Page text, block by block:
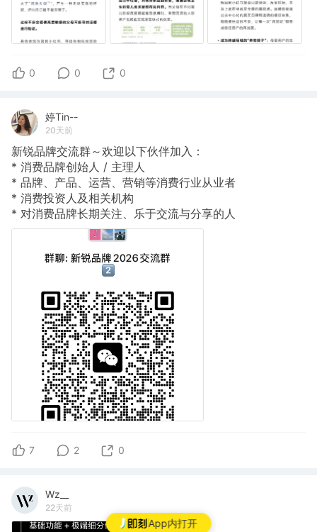
App内打开
0 0 0
婷Tin--
20天前
新锐品牌交流群～欢迎以下伙伴加入：
* 消费品牌创始人 / 主理人
* 品牌、产品、运营、营销等消费行业从业者
* 消费投资人及相关机构
* 对消费品牌长期关注、乐于交流与分享的人
7 2 0
Wz__
22天前